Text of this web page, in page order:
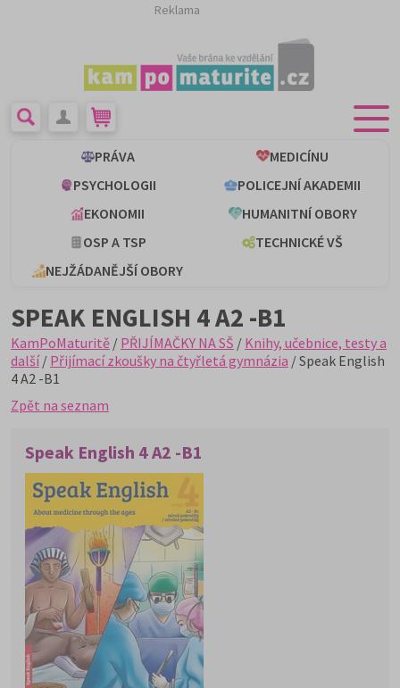
Reklama
PRÁVA
MEDICÍNU
PSYCHOLOGII
POLICEJNÍ AKADEMII
EKONOMII
HUMANITNÍ OBORY
OSP A TSP
TECHNICKÉ VŠ
NEJŽÁDANĚJŠÍ OBORY
SPEAK ENGLISH 4 A2 -B1
KamPoMaturitě / PŘIJÍMAČKY NA SŠ / Knihy, učebnice, testy a
další/ Přijímací zkoušky na čtyřletá gymnázia / Speak English
4 A2 -B1
Zpět na seznam
Speak English 4 A2 -B1